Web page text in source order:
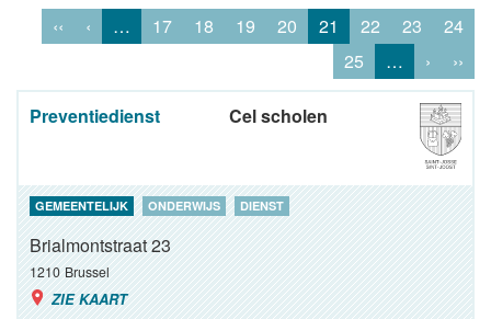
‹‹ ‹ … 17 18 19 20 21 22 23
24
25
… › ››
Preventiedienst Cel scholen
GEMEENTELIJK ONDERWIJS DIENST
Brialmontstraat 23
1210 Brussel
ZIE KAART